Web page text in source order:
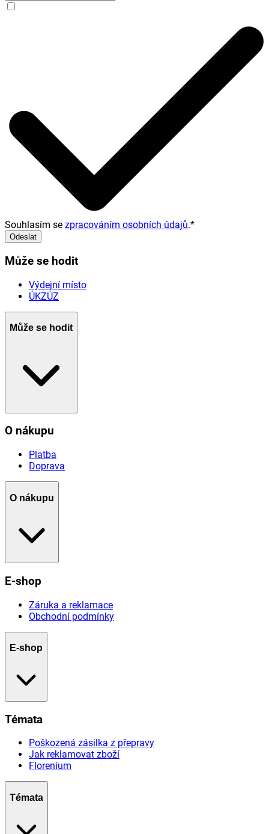
Souhlasím se zpracováním osobních údajů.*
Odeslat
Může se hodit
Výdejní místo
ÚKZÚZ
Může se hodit
O nákupu
Platba
Doprava
O nákupu
E-shop
Záruka a reklamace
Obchodní podmínky
E-shop
Témata
Poškozená zásilka z přepravy
Jak reklamovat zboží
Florenium
Témata